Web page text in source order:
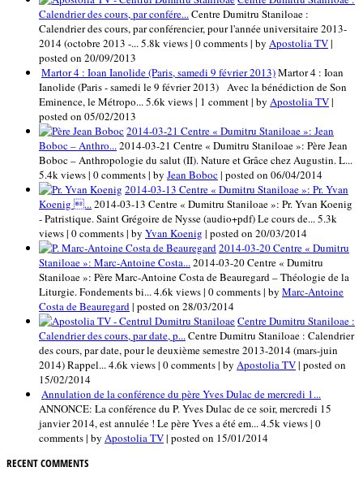
Calendrier des cours, par confére...Centre Dumitru Staniloae :
Calendrier des cours, par conférencier, pour l'année universitaire 2013-
2014 (octobre 2013 -...5.8k views| 0 comments| by Apostolia TV|
posted on 20/09/2013
Martor 4 : Ioan Ianolide (Paris, samedi 9 février 2013)Martor 4 : Ioan
Ianolide (Paris - samedi le 9 février 2013) Avec la bénédiction de Son
Eminence, le Métropo...5.6k views| 1 comment| by Apostolia TV|
posted on 05/02/2013
2014-03-21 Centre « Dumitru Staniloae »: Jean
Boboc – Anthro...2014-03-21 Centre « Dumitru Staniloae »: Père Jean
Boboc – Anthropologie du salut (II). Nature et Grâce chez Augustin. L...
5.4k views| 0 comments| by Jean Boboc| posted on 06/04/2014
2014-03-13 Centre « Dumitru Staniloae »: Pr. Yvan
Koenig ...2014-03-13 Centre « Dumitru Staniloae »: Pr. Yvan Koenig
- Patristique. Saint Grégoire de Nysse (audio+pdf) Le cours de...5.3k
views| 0 comments| by Yvan Koenig | posted on 20/03/2014
2014-03-20 Centre « Dumitru
Staniloae »: Marc-Antoine Costa...2014-03-20 Centre « Dumitru
Staniloae »: Père Marc-Antoine Costa de Beauregard – Théologie de la
Liturgie. Fondements bi...4.6k views| 0 comments| by Marc-Antoine
Costa de Beauregard| posted on 28/03/2014
Centre Dumitru Staniloae :
Calendrier des cours, par date, p...Centre Dumitru Staniloae : Calendrier
des cours, par date, pour le deuxième semestre 2013-2014 (mars-juin
2014) Rappel...4.6k views| 0 comments| by Apostolia TV| posted on
15/02/2014
Annulation de la conférence du père Yves Dulac de mercredi 1...
ANNONCE: La conférence du P. Yves Dulac de ce soir, mercredi 15
janvier 2014, est annulée ! Le père Yves a été em...4.5k views| 0
comments| by Apostolia TV| posted on 15/01/2014
RECENT COMMENTS